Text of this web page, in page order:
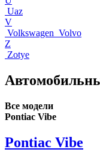
Uaz
V
Volkswagen Volvo
Z
Zotye
Все модели
Pontiac Vibe
Pontiac Vibe